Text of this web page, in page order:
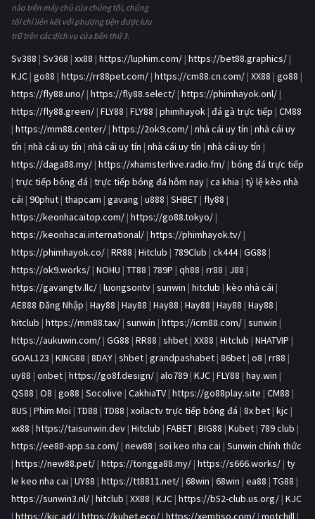
nào trên máy chủ của chúng tôi, chúng
tôi chỉ liên kết với phương tiện được lưu
trữ trên các dịch vụ của bên thứ 3.
Sv388 | Sv368 | xx88 | https://luphim.com/ | https://bet88.graphics/ |
KJC | go88 | https://rr88pet.com/ | https://cm88.cn.com/ | XX88 | go88 |
https://fly88.uno/ | https://fly88.select/ | https://phimhayok.onl/ |
https://fly88.green/ | FLY88 | FLY88 | phimhayok | đá gà trực tiếp | CM88
| https://mm88.center/ | https://2ok9.com/ | nhà cái uy tín | nhà cái uy
tín | nhà cái uy tín | nhà cái uy tín | nhà cái uy tín | nhà cái uy tín |
https://daga88.my/ | https://xhamsterlive.radio.fm/ | bóng đá trực tiếp
| trực tiếp bóng đá | trực tiếp bóng đá hôm nay | ca khia | tỷ lệ kèo nhà
cái | 90phut | thapcam | gavang | u888 | SHBET | fly88 |
https://keonhacaitop.com/ | https://go88.tokyo/ |
https://keonhacai.international/ | https://phimhayok.tv/ |
https://phimhayok.co/ | RR88 | Hitclub | 789Club | ck444| GG88 |
https://ok9.works/ | NOHU | TT88 | 789P | qh88 | rr88 | J88 |
https://gavangtv.llc/ | luongsontv | sunwin | hitclub | kèo nhà cái |
AE888 Đăng Nhập | Hay88 | Hay88 | Hay88 | Hay88 | Hay88 | Hay88 |
hitclub | https://mm88.tax/ | sunwin | https://icm88.com/ | sunwin |
https://aukuwin.com/ | GG88 | RR88 | shbet | XX88 | Hitclub | NHATVIP |
GOAL123 | KING88 | 8DAY | shbet | grandpashabet | 86bet | o8 | rr88 |
uy88 | onbet | https://go8f.design/ | alo789 | KJC | FLY88 | hay.win |
QS88 | O8 | go88 | Socolive | CakhiaTV | https://go88play.site | CM88 |
8US | Phim Moi | TD88 | TD88 | xoilactv trực tiếp bóng đá | 8x bet | kjc |
xx88 | https://taisunwin.dev | Hitclub | FABET | BIG88 | Kubet | 789 club |
https://ee88-app.sa.com/ | new88 | soi keo nha cai | Sunwin chính thức
| https://new88.pet/ | https://tongga88.my/ | https://s666.works/ | ty
le keo nha cai | UY88 | https://tt8811.net/ | 68win | 68win | ea88 | TG88 |
https://sunwin3.nl/ | hitclub | XX88 | KJC | https://b52-club.us.org/ | KJC
| https://kjc.ad/ | https://kubet.eco/ | https://xemtiso.com/ | motchill |